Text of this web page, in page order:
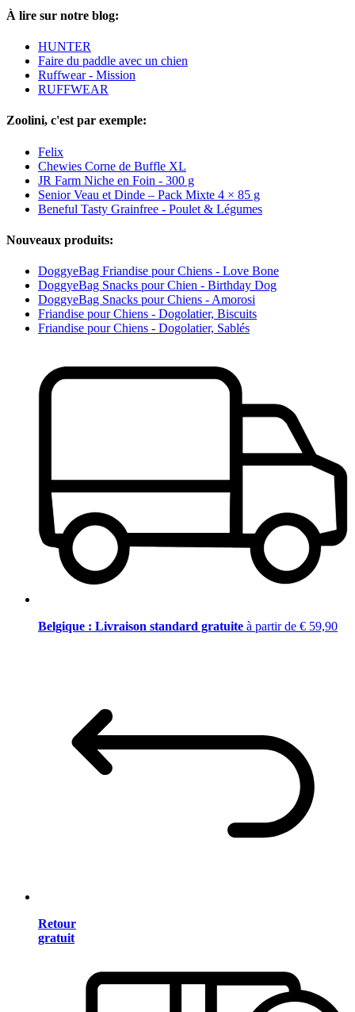
À lire sur notre blog:
HUNTER
Faire du paddle avec un chien
Ruffwear - Mission
RUFFWEAR
Zoolini, c'est par exemple:
Felix
Chewies Corne de Buffle XL
JR Farm Niche en Foin - 300 g
Senior Veau et Dinde – Pack Mixte 4 × 85 g
Beneful Tasty Grainfree - Poulet & Légumes
Nouveaux produits:
DoggyeBag Friandise pour Chiens - Love Bone
DoggyeBag Snacks pour Chien - Birthday Dog
DoggyeBag Snacks pour Chiens - Amorosi
Friandise pour Chiens - Dogolatier, Biscuits
Friandise pour Chiens - Dogolatier, Sablés
Belgique : Livraison standard gratuite à partir de € 59,90
Retour
gratuit